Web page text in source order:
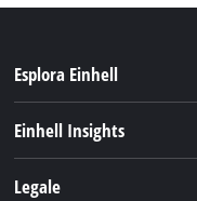
Esplora Einhell
Chi siamo
Einhell Insights
Legale